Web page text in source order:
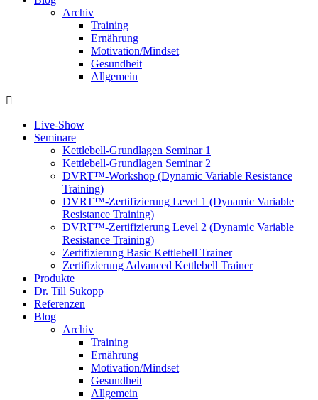
Archiv
Training
Ernährung
Motivation/Mindset
Gesundheit
Allgemein
Live-Show
Seminare
Kettlebell-Grundlagen Seminar 1
Kettlebell-Grundlagen Seminar 2
DVRT™-Workshop (Dynamic Variable Resistance
Training)
DVRT™-Zertifizierung Level 1 (Dynamic Variable
Resistance Training)
DVRT™-Zertifizierung Level 2 (Dynamic Variable
Resistance Training)
Zertifizierung Basic Kettlebell Trainer
Zertifizierung Advanced Kettlebell Trainer
Produkte
Dr. Till Sukopp
Referenzen
Blog
Archiv
Training
Ernährung
Motivation/Mindset
Gesundheit
Allgemein